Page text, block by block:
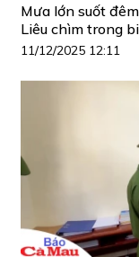
Mưa lớn suốt
Liêu chìm trong
11/12/2025 12:11